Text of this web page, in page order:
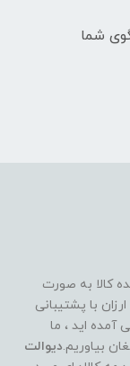
شما
کالا به صورت
با پشتیبانی
آمده اید ، ما
بیاوریم.دیوالت